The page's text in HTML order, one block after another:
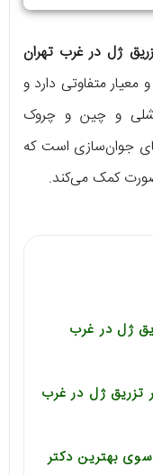
ژل در غرب تهران
معیار متفاوتی دارد و
و چین و چروک
جوان‌سازی است که
صورت کمک می‌کند.
ژل در غرب
تزریق ژل در غرب
بهترین دکتر